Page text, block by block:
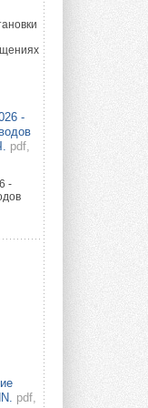
-
pdf,
-
pdf,